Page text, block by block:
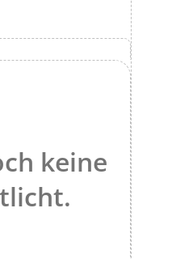
keine